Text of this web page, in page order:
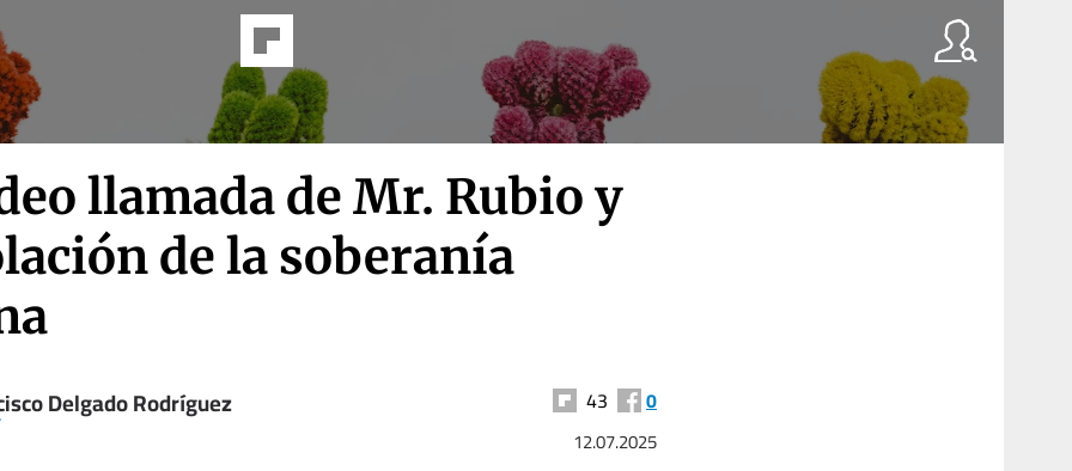
llamada de Mr. Rubio y
de la soberanía
Delgado Rodríguez 43 0
12.07.2025